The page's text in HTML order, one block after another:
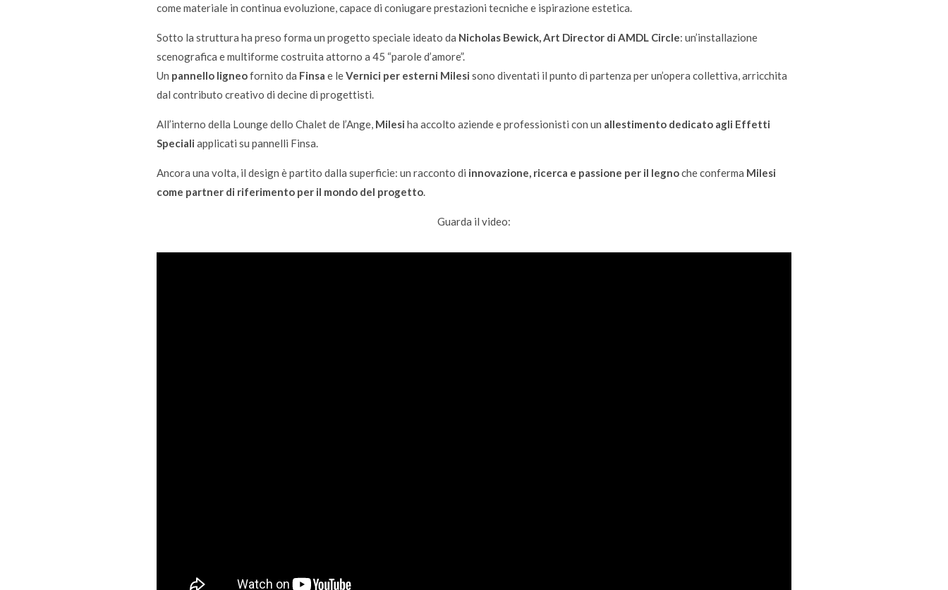
come materiale in continua evoluzione, capace di coniugare prestazioni tecniche e ispirazione estetica.
Sotto la struttura ha preso forma un progetto speciale ideato da Nicholas Bewick, Art Director di AMDL Circle: un’installazione
scenografica e multiforme costruita attorno a 45 “parole d’amore”.
Un pannello ligneofornito da Finsa e leVernici per esterni Milesi sono diventati il punto di partenza per un’opera collettiva, arricchita
dal contributo creativo di decine di progettisti.
All’interno della Lounge dello Chalet de l’Ange, Milesi ha accolto aziende e professionisti con un allestimento dedicato agli Effetti
Speciali applicati su pannelli Finsa.
Ancora una volta, il design è partito dalla superficie: un racconto di innovazione, ricerca e passione per il legnoche conferma Milesi
come partner di riferimento per il mondo del progetto.
Guarda il video: